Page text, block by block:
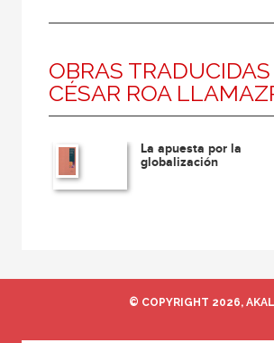
Coordinador
Editor
Escritor
Escritora
Traductor
OBRAS TRADUCIDAS
CÉSAR ROA
La apuesta por la
globalización
© COPYRIGHT 2026, AKAL